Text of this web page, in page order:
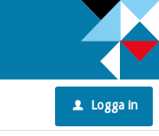
u Logga in